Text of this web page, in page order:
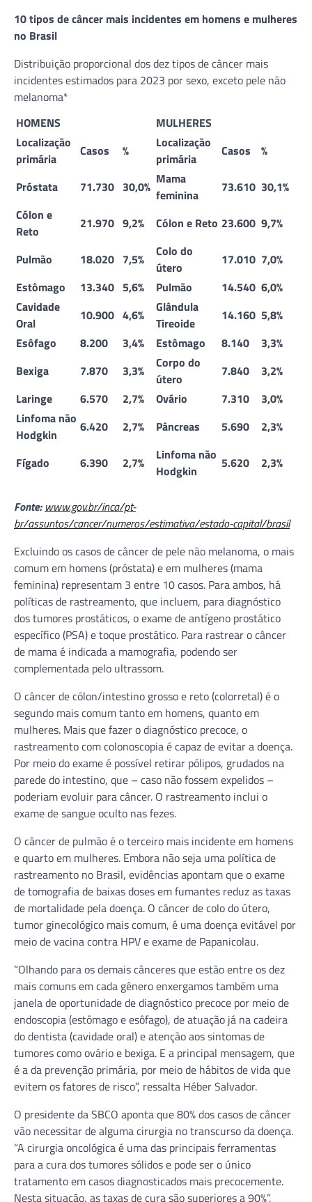
10 tipos de câncer mais incidentes em homens e mulheres
no Brasil
Distribuição proporcional dos dez tipos de câncer mais
incidentes estimados para 2023 por sexo, exceto pele não
melanoma*
HOMENS
MULHERES
Localização
primária
Casos %
Localização
primária
Casos %
Próstata 71.730 30,0% Mama
feminina
73.610 30,1%
Cólon e
Reto
21.970 9,2% Cólon e Reto 23.600 9,7%
Pulmão 18.020 7,5%
Colo do
útero
17.010 7,0%
Estômago
13.340 5,6% Pulmão 14.540 6,0%
Cavidade
Oral
10.900 4,6%
Glândula
Tireoide
14.160 5,8%
Esôfago
8.200 3,4% Estômago 8.140
3,3%
Bexiga
7.870 3,3%
Corpo do
útero
7.840
3,2%
Laringe
6.570 2,7% Ovário 7.310
3,0%
Linfoma não
Hodgkin
6.420 2,7% Pâncreas 5.690 2,3%
Fígado 6.390 2,7%
Linfoma não
Hodgkin
5.620 2,3%
Fonte: www.gov.br/inca/pt-
br/assuntos/cancer/numeros/estimativa/estado-capital/brasil
Excluindo os casos de câncer de pele não melanoma, o mais
comum em homens (próstata) e em mulheres (mama
feminina) representam 3 entre 10 casos. Para ambos, há
políticas de rastreamento, que incluem, para diagnóstico
dos tumores prostáticos, o exame de antígeno prostático
específico (PSA) e toque prostático. Para rastrear o câncer
de mama é indicada a mamografia, podendo ser
complementada pelo ultrassom.
O câncer de cólon/intestino grosso e reto (colorretal) é o
segundo mais comum tanto em homens, quanto em
mulheres. Mais que fazer o diagnóstico precoce, o
rastreamento com colonoscopia é capaz de evitar a doença.
Por meio do exame é possível retirar pólipos, grudados na
parede do intestino, que – caso não fossem expelidos –
poderiam evoluir para câncer. O rastreamento inclui o
exame de sangue oculto nas fezes.
O câncer de pulmão é o terceiro mais incidente em homens
e quarto em mulheres. Embora não seja uma política de
rastreamento no Brasil, evidências apontam que o exame
de tomografia de baixas doses em fumantes reduz as taxas
de mortalidade pela doença. O câncer de colo do útero,
tumor ginecológico mais comum, é uma doença evitável por
meio de vacina contra HPV e exame de Papanicolau.
“Olhando para os demais cânceres que estão entre os dez
mais comuns em cada gênero enxergamos também uma
janela de oportunidade de diagnóstico precoce por meio de
endoscopia (estômago e esôfago), de atuação já na cadeira
do dentista (cavidade oral) e atenção aos sintomas de
tumores como ovário e bexiga. E a principal mensagem, que
é a da prevenção primária, por meio de hábitos de vida que
evitem os fatores de risco”, ressalta Héber Salvador.
O presidente da SBCO aponta que 80% dos casos de câncer
vão necessitar de alguma cirurgia no transcurso da doença.
“A cirurgia oncológica é uma das principais ferramentas
para a cura dos tumores sólidos e pode ser o único
tratamento em casos diagnosticados mais precocemente.
Nesta situação, as taxas de cura são superiores a 90%”,